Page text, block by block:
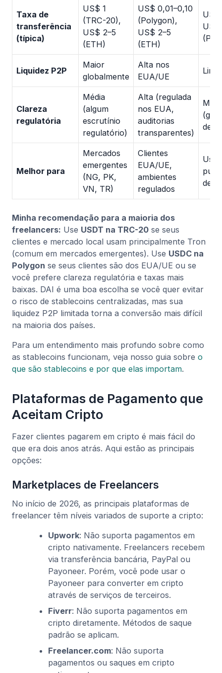
Taxa de
transferência
(típica)
US$ 1
(TRC-20),
US$ 2–5
(ETH)
US$ 0,01–0,10
(Polygon),
US$ 2–5
(ETH)
US$
US$
Liquidez P2P
Maior
globalmente
Alta nos
EUA/UE
Clareza
regulatória
Média
(algum
escrutínio
regulatório)
Alta (regulada
nos EUA,
auditorias
transparentes)
Melhor para
Mercados
emergentes
(NG, PK,
VN, TR)
Clientes
EUA/UE,
ambientes
regulados
Minha recomendação para a maioria dos
freelancers: Use USDT na TRC-20 se seus
clientes e mercado local usam principalmente Tron
(comum em mercados emergentes). Use USDC na
Polygon se seus clientes são dos EUA/UE ou se
você prefere clareza regulatória e taxas mais
baixas. DAI é uma boa escolha se você quer evitar
o risco de stablecoins centralizadas, mas sua
liquidez P2P limitada torna a conversão mais difícil
na maioria dos países.
Para um entendimento mais profundo sobre como
as stablecoins funcionam, veja nosso guia sobre o
que são stablecoins e por que elas importam.
Plataformas de Pagamento que
Aceitam Cripto
Fazer clientes pagarem em cripto é mais fácil do
que era dois anos atrás. Aqui estão as principais
opções:
Marketplaces de Freelancers
No início de 2026, as principais plataformas de
freelancer têm níveis variados de suporte a cripto:
Upwork: Não suporta pagamentos em
cripto nativamente. Freelancers recebem
via transferência bancária, PayPal ou
Payoneer. Porém, você pode usar o
Payoneer para converter em cripto
através de serviços de terceiros.
Fiverr: Não suporta pagamentos em
cripto diretamente. Métodos de saque
padrão se aplicam.
Freelancer.com: Não suporta
pagamentos ou saques em cripto